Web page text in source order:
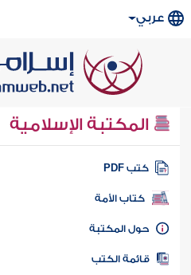
عربي
المكتبة الإسلامية
كتب PDF
كتاب الأمة
المكتبة